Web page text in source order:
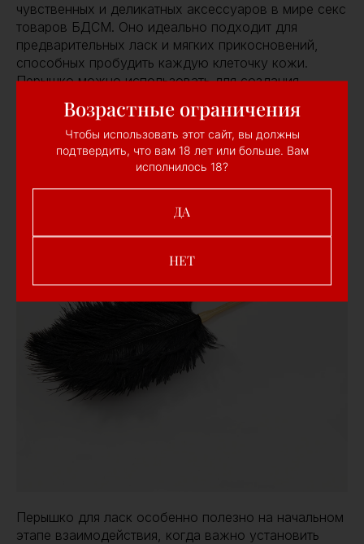
Возрастные ограничения
Чтобы использовать этот сайт, вы должны
подтвердить, что вам 18 лет или больше. Вам
исполнилось 18?
ДА
НЕТ
чувственных и деликатных аксессуаров в мире секс
товаров БДСМ. Оно идеально подходит для
предварительных ласк и мягких прикосновений,
способных пробудить каждую клеточку кожи.
Перышко можно использовать для создания
лёгкого покалывания, которое усиливает
возбуждение и добавляет элементы игры в
процесс.
Перышко для ласк особенно полезно на начальном
этапе взаимодействия, когда важно установить